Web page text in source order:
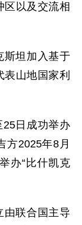
区以及交流相
斯坦加入基于
表山地国家利
日成功举办
方2025年8月
办“比什凯克
由联合国主导